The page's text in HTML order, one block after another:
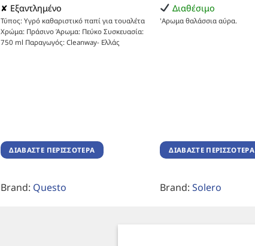
✘ Εξαντλημένο
Τύπος: Υγρό καθαριστικό παπί για τουαλέτα
Χρώμα: Πράσινο Άρωμα: Πεύκο Συσκευασία:
750 ml Παραγωγός: Cleanway- Ελλάς
ΔΙΑΒΆΣΤΕ ΠΕΡΙΣΣΌΤΕΡΑ
Brand: Questo
Διαθέσιμο
'Αρωμα θαλάσσια αύρα.
ΔΙΑΒΆΣΤΕ ΠΕΡΙΣΣΌΤΕΡΑ
Brand:Solero